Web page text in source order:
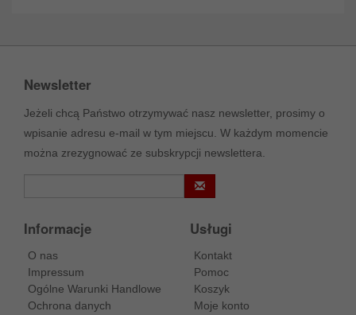
Newsletter
Jeżeli chcą Państwo otrzymywać nasz newsletter, prosimy o
wpisanie adresu e-mail w tym miejscu. W każdym momencie
można zrezygnować ze subskrypcji newslettera.
Informacje
O nas
Impressum
Ogólne Warunki Handlowe
Ochrona danych
Usługi
Kontakt
Pomoc
Koszyk
Moje konto